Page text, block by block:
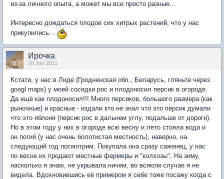
из-за личного опыта, а может мы все просто разные...
Интересно дождаться плодов сих хитрых растений, что у нас
прикупились...
Ирочка
20 Jan 2011
Кстати, у нас в Лиде (Гродненская обл., Беларусь, гляньте через
googl maps) у моей соседки рос и плодоносил персик в огороде.
Да ещё как плодоносил!!! Много персиков, большого размера (как
рыночные) и красные - издали кто не знал что это персик думали
что это яблоня (персик рос в дальнем углу, подальше от дороги).
Но в этом году у них в огороде всю весну и лето стояла вода и
он погиб (у нас очень болотистая местность), наверно, на
следующий год посмотрим. Покупала она сразу саженец, у нас
по весне их продают местные фермеры и "колхозы". На зиму,
насколько я знаю, не укрывала ничем, во всяком случае я не
видела. Вдохновившись её примером я себе тоже посажу когда с